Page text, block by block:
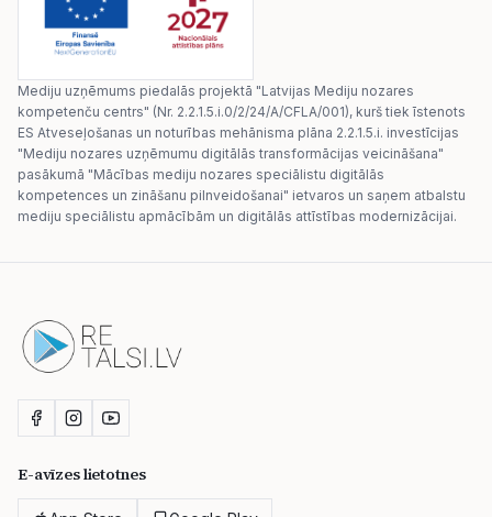
Mediju uzņēmums piedalās projektā "Latvijas Mediju nozares
kompetenču centrs" (Nr. 2.2.1.5.i.0/2/24/A/CFLA/001), kurš tiek īstenots
ES Atveseļošanas un noturības mehānisma plāna 2.2.1.5.i. investīcijas
"Mediju nozares uzņēmumu digitālās transformācijas veicināšana"
pasākumā "Mācības mediju nozares speciālistu digitālās
kompetences un zināšanu pilnveidošanai" ietvaros un saņem atbalstu
mediju speciālistu apmācībām un digitālās attīstības modernizācijai.
E-avīzes lietotnes